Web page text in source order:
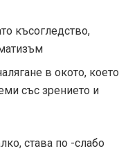
късогледство,
в окото, което
със зрението и
става по -слабо